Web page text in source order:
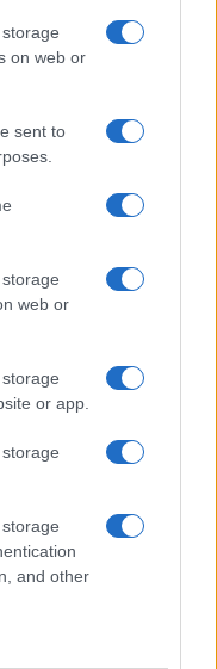
on web or
sent to
web or
or app.
and other
politica e
complessa la
polemica
coalizione che
identità, i propri
E se il
una sintesi
la
Meloni, appare
capacità di
coesa e
evocato da